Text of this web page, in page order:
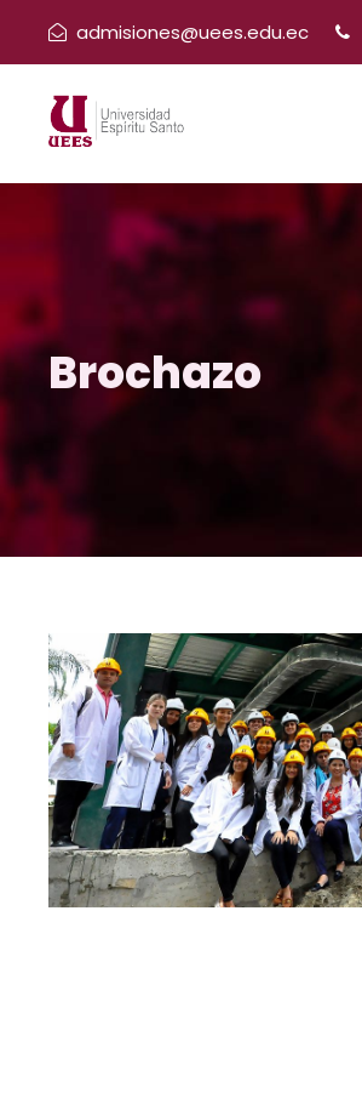
admisiones@uees.edu.ec
Brochazo